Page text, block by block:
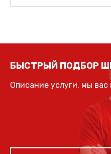
БЫСТРЫЙ ПОДБОР
Описание услуги, мы вас